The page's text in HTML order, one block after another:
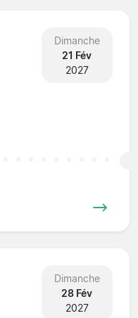
Dimanche
21 Fév
2027
Dimanche
28 Fév
2027